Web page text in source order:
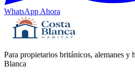
WhatsApp Ahora
Para propietarios británicos, alemanes y
Blanca